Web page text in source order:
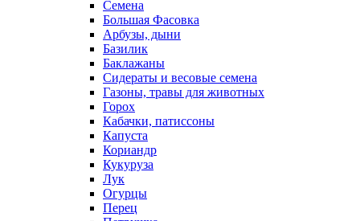
Семена
Большая Фасовка
Арбузы, дыни
Базилик
Баклажаны
Сидераты и весовые семена
Газоны, травы для животных
Горох
Кабачки, патиссоны
Капуста
Кориандр
Кукуруза
Лук
Огурцы
Перец